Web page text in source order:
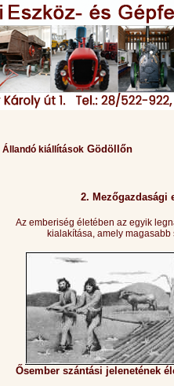
Állandó kiállítások Gödöllőn
2. Mezőgazdasági
Az emberiség életében az egyik
kialakítása, amely
Ősember szántási jelenetének